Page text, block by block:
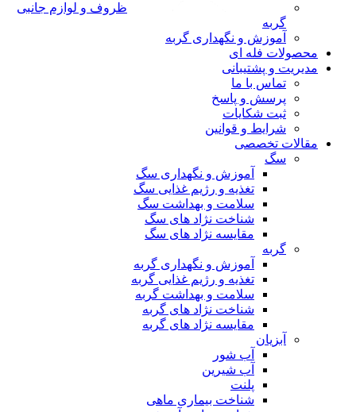
ظروف و لوازم جانبی
گربه
آموزش و نگهداری گربه
محصولات فله ای
مدیریت و پشتیبانی
تماس با ما
پرسش و پاسخ
ثبت شکایات
شرایط و قوانین
مقالات تخصصی
سگ
آموزش و نگهداری سگ
تغذیه و رژیم غذایی سگ
سلامت و بهداشت سگ
شناخت نژاد های سگ
مقایسه نژاد های سگ
گربه
آموزش و نگهداری گربه
تغذیه و رژیم غذایی گربه
سلامت و بهداشت گربه
شناخت نژاد های گربه
مقایسه نژاد های گربه
آبزیان
آب شور
آب شیرین
پلنت
شناخت بیماری ماهی